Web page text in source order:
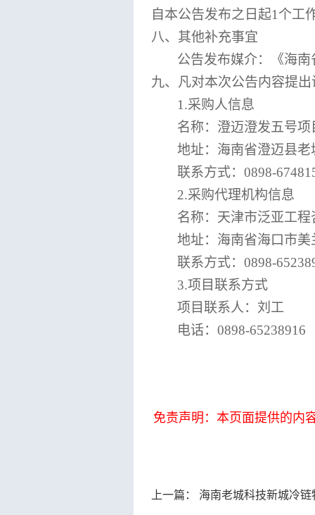
自本公告发布之日起1个工
八、其他补充事宜
公告发布媒介：《海
九、凡对本次公告内容提
1.采购人信息
名称：澄迈澄发五号
地址：海南省澄迈县
联系方式： 0898-
2.采购代理机构信息
名称：天津市泛亚工
地址：海南省海口市
联系方式： 0898-
3.项目联系方式
项目联系人：刘工
电话： 0898-65238916
免责声明：本页面提供的内
上一篇： 海南老城科技新城冷链物流及基础